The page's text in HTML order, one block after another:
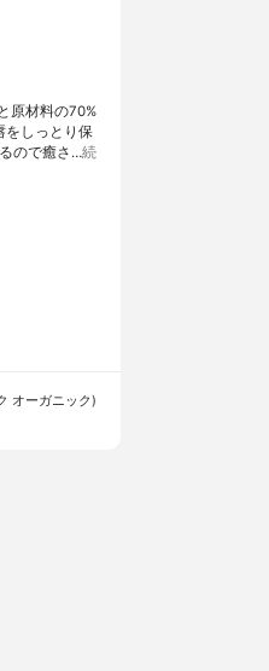
原材料の70%
をしっとり保
ので癒さ…続
オーガニック)